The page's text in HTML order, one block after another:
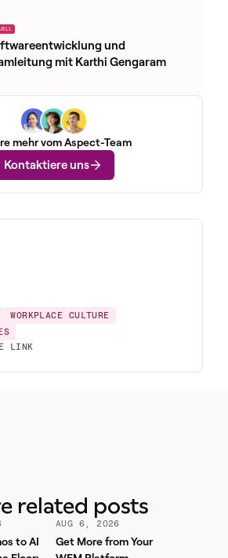
und
mit Karthi Gengaram
mehr vom Aspect-Team
Kontaktiere uns
WORKPLACE CULTURE
LINK
related posts
to AI
AUG 6, 2026
Get More from Your